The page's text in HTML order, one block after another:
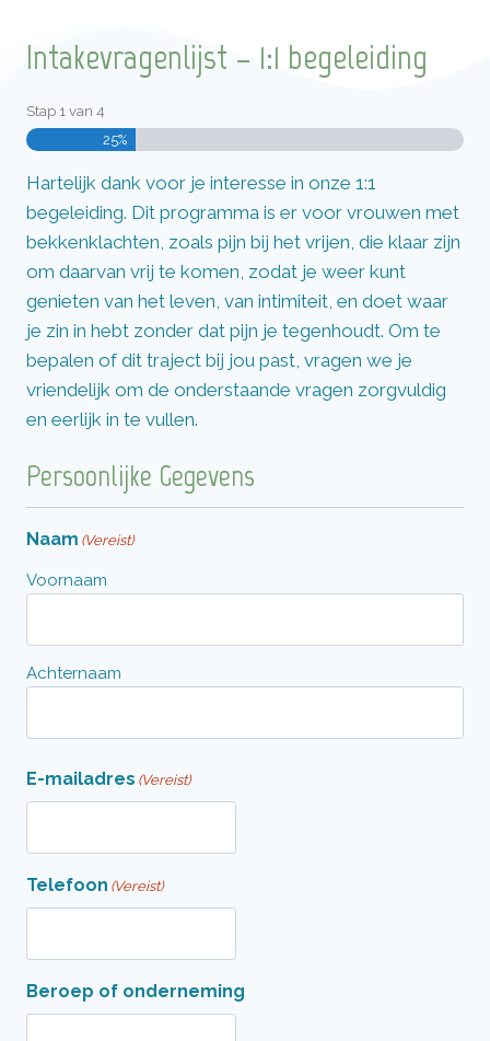
Intakevragenlijst – 1:1 begeleiding
Stap 1 van 4
25%
Hartelijk dank voor je interesse in onze 1:1
begeleiding. Dit programma is er voor vrouwen met
bekkenklachten, zoals pijn bij het vrijen, die klaar zijn
om daarvan vrij te komen, zodat je weer kunt
genieten van het leven, van intimiteit, en doet waar
je zin in hebt zonder dat pijn je tegenhoudt. Om te
bepalen of dit traject bij jou past, vragen we je
vriendelijk om de onderstaande vragen zorgvuldig
en eerlijk in te vullen.
Persoonlijke Gegevens
Naam (Vereist)
Voornaam
Achternaam
E-mailadres (Vereist)
Telefoon (Vereist)
Beroep of onderneming